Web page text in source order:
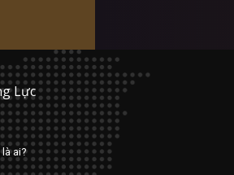
Lực
ai?